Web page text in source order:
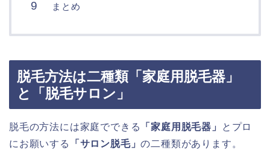
まとめ
脱毛方法は二種類「家庭用脱毛器」
と「脱毛サロン」
脱毛の方法には家庭でできる 「家庭用脱毛器」
とプロ
にお願いする
「サロン脱毛」の二種類があります。